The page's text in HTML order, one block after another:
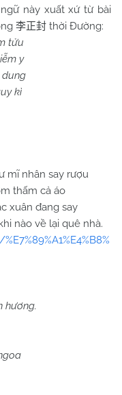
này xuất xứ từ bài
李正封 thời Đường:
tửu
y
kì
mĩ nhân say rượu
thấm cả áo
xuân đang say
nào về lại quê nhà.
hương.